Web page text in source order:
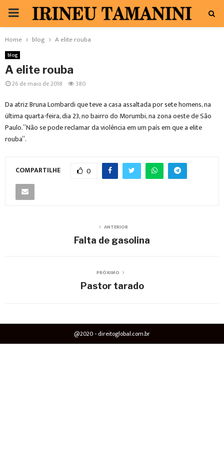
PRIMARY
MENU
Home blog A elite rouba
blog
A elite rouba
26 de maio de 2018 380
Da atriz Bruna Lombardi que teve a casa assaltada por sete homens, na
última quarta-feira, dia 23, no bairro do Morumbi, na zona oeste de São
Paulo.”Não se pode reclamar da violência em um país em que a elite
rouba”.
COMPARTILHE 0
ANTERIOR
Falta de gasolina
PRÓXIMO
Pastor tarado
@2020 - direitoglobal.com.br